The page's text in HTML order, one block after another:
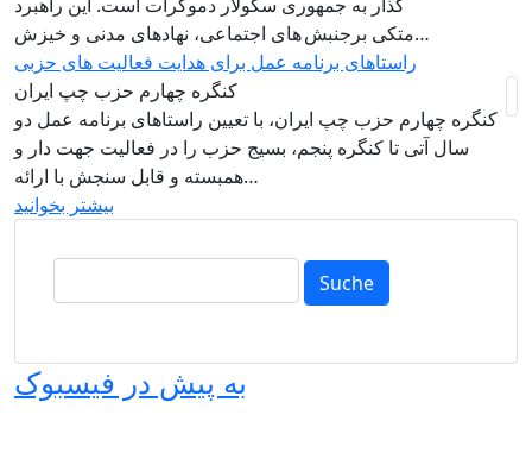
متکی برجنبش های اجتماعی، نهادهای مدنی و خیزش‌…
راستاهای برنامه عمل برای هدایت فعالیت های حزبی
کنگره چهارم حزب چپ ایران
کنگره چهارم حزب چپ ایران، با تعیین راستاهای برنامه عمل دو
سال آتی تا کنگره پنجم، بسیج حزب را در فعالیت جهت دار و
همبسته و قابل سنجش با ارائه…
بیشتر بخوانید
به پیش در فیسبوک